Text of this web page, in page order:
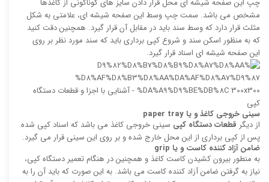
چپ این صفحه شیشه ای محل قرار دادن سایز های گوناگونی از کاغذها
مشخص می باشد. سمت چپ وسط این صفحه شیشه ای، علامتی به شکل
مثلث قرار دارد که وسط سند باید در مقابل آن قرار گیرد. همچنین دقت کنید
که به منظور اسکن سند و شروع کپی برداری باید که سند مورد نظر بر روی
این صفحه شیشه ای اسناد قرار گیرد.
سینی خروجی کاغذ و یا paper tray
از دیگر قطعات دستگاه کپی سینی خروجی کاغذ می باشد که اسناد کپی شده
پس از کپی برداری از این محل خارج شده و بر روی این سینی قرار می گیرد.
ضامن آزاد کننده کاست و یا grip
به منطور بیرون کشیدن کاست کاغذ و همچنین در هنگام تعمیر دستگاه کپی،
نیاز به گرفتن ضامن آزاد کننده کاست می باشد. به این صورت که باید آن را به